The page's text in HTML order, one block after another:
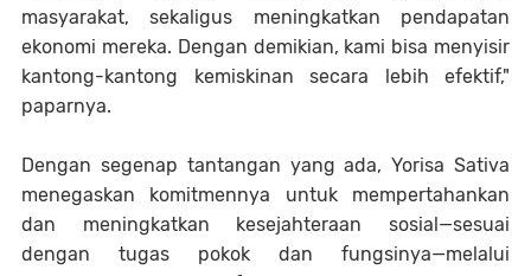
masyarakat, sekaligus meningkatkan pendapatan
ekonomi mereka. Dengan demikian, kami bisa menyisir
kantong-kantong kemiskinan secara lebih efektif,"
paparnya.
Dengan segenap tantangan yang ada, Yorisa Sativa
menegaskan komitmennya untuk mempertahankan
dan meningkatkan kesejahteraan sosial—sesuai
dengan tugas pokok dan fungsinya—melalui